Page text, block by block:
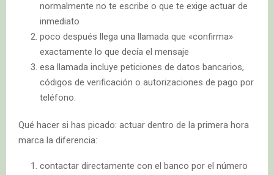
normalmente no te escribe o que te exige actuar de
inmediato
poco después llega una llamada que «confirma»
exactamente lo que decía el mensaje
esa llamada incluye peticiones de datos bancarios,
códigos de verificación o autorizaciones de pago por
teléfono.
Qué hacer si has picado: actuar dentro de la primera hora
marca la diferencia:
contactar directamente con el banco por el número